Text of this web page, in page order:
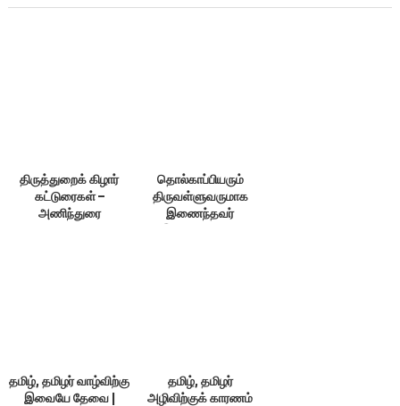
திருத்துறைக் கிழார்
கட்டுரைகள் –
அணிந்துரை
தொல்காப்பியரும்
திருவள்ளுவருமாக
இணைந்தவர்
தமிழ், தமிழர் வாழ்விற்கு
இவையே தேவை |
தமிழ், தமிழர்
அழிவிற்குக் காரணம்